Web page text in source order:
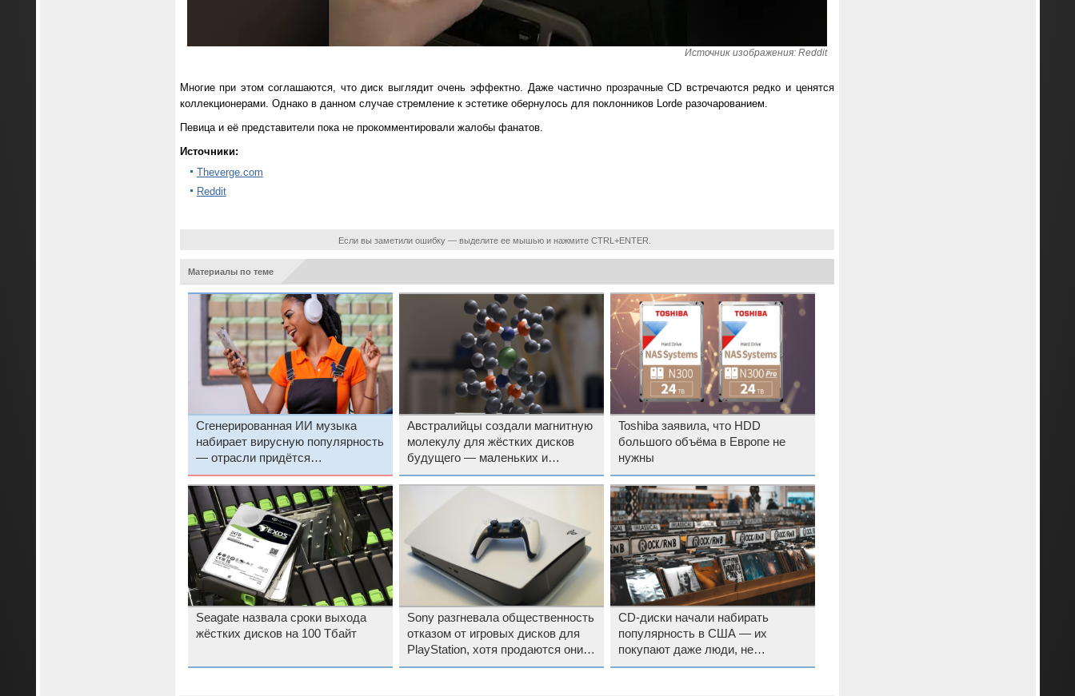
Источник изображения: Reddit
Многие при этом соглашаются, что диск выглядит очень эффектно. Даже частично прозрачные CD встречаются редко и ценятся
коллекционерами. Однако в данном случае стремление к эстетике обернулось для поклонников Lorde разочарованием.
Певица и её представители пока не прокомментировали жалобы фанатов.
Источники:
Theverge.com
Reddit
Если вы заметили ошибку — выделите ее мышью и нажмите CTRL+ENTER.
Материалы по теме
Сгенерированная ИИ музыка
набирает вирусную популярность
— отрасли придётся
адаптироваться
Австралийцы создали магнитную
молекулу для жёстких дисков
будущего — маленьких и
сверхёмких
Toshiba заявила, что HDD
большого объёма в Европе не
нужны
Seagate назвала сроки выхода
жёстких дисков на 100 Тбайт
Sony разгневала общественность
отказом от игровых дисков для
PlayStation, хотя продаются они
плохо
CD-диски начали набирать
популярность в США — их
покупают даже люди, не
имеющие CD-плееров